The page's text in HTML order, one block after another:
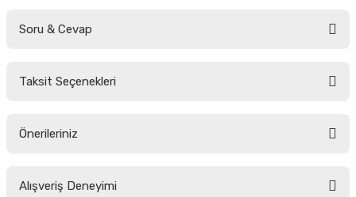
Soru & Cevap
Taksit Seçenekleri
Önerileriniz
yetersiz gördüğünüz noktaları öneri formunu kullanarak tarafımıza
Alışveriş Deneyimi